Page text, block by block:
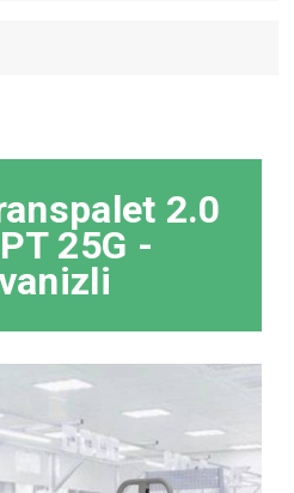
2.0
25G -